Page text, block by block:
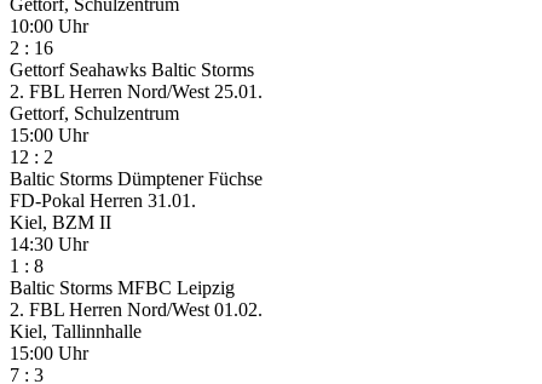
Gettorf, Schulzentrum
10:00 Uhr
2 : 16
Gettorf Seahawks Baltic Storms
2. FBL Herren Nord/West 25.01.
Gettorf, Schulzentrum
15:00 Uhr
12 : 2
Baltic Storms Dümptener Füchse
FD-Pokal Herren 31.01.
Kiel, BZM II
14:30 Uhr
1 : 8
Baltic Storms MFBC Leipzig
2. FBL Herren Nord/West 01.02.
Kiel, Tallinnhalle
15:00 Uhr
7 : 3